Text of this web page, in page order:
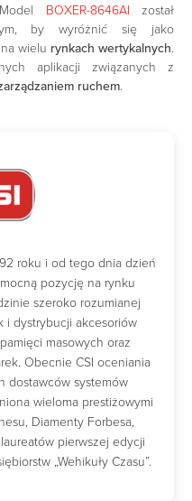
BOXER-8646AI został
by wyróżnić się jako
wielu rynkach wertykalnych.
aplikacji związanych z
ruchem.
roku i od tego dnia dzień
pozycję na rynku
szeroko rozumianej
i dystrybucji akcesoriów
masowych oraz
Obecnie CSI oceniania
dostawców systemów
wieloma prestiżowymi
Diamenty Forbesa,
pierwszej edycji
„Wehikuły Czasu”.